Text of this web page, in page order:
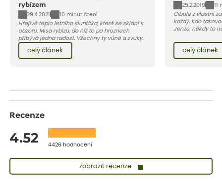
rybízem
29.4.2021
10 minut čtení
Hřejivé teplo letního sluníčka, které se sklání k
obzoru. Mísa rybízu, do níž to po hroznech
přibývá jedna radost. Všechny ty vůně a zvuky
červencové zahrady. Sklizeň rybízu do kuchyně
vnese neuvěřitelný klid a radost. A taky trochu
bezstarostnosti dětství při mlsání babiččina
celý článek
25.2.2019
Cibule z vlastní
každý, kdo
Jenže, někdy to
napadají larvy
květilky cibulové
celý článek
Recenze
4.52 4426 hodnocení
zobrazit recenze